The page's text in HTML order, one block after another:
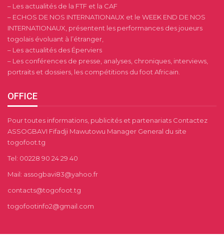
– Les actualités de la FTF et la CAF
– ECHOS DE NOS INTERNATIONAUX et le WEEK END DE NOS
INTERNATIONAUX, présentent les performances des joueurs
togolais évoluant à l’étranger,
– Les actualités des Éperviers
– Les conférences de presse, analyses, chroniques, interviews,
portraits et dossiers, les compétitions du foot Africain.
OFFICE
Pour toutes informations, publicités et partenariats Contactez
ASSOGBAVI Fifadji Mawutowu Manager General du site
togofoot.tg
Tel: 00228 90 24 29 40
Mail: assogbavi83@yahoo.fr
contacts@togofoot.tg
togofootinfo2@gmail.com